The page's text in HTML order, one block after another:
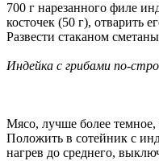
700 г нарезанного филе
косточек (50 г), отварить
Развести стаканом
Индейка с грибами по-
Мясо, лучше более
Положить в сотейник с
нагрев до среднего,